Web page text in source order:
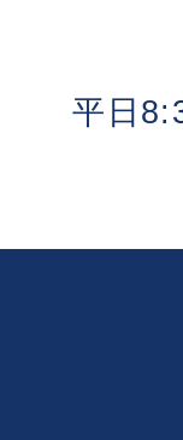
平日